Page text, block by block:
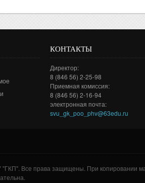
КОНТАКТЫ
Директор:
8 (846 56) 2-25-98
Приемная комиссия:
8 (846 56) 2-16-94
электронная почта:
svu_gk_poo_phv@63edu.ru
Все права защищены. При копировании